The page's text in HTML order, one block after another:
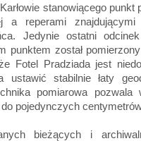
stanowiącego punkt
a reperami znajdującymi
Jedynie ostatni
punktem został
Fotel Pradziada jest
ustawić stabilnie łaty
pomiarowa pozwala
pojedynczych
bieżących i